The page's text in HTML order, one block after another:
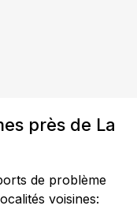
près de La
de problème
voisines: